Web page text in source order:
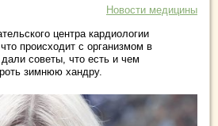
Новости медицины
центра кардиологии
происходит с организмом в
советы, что есть и чем
зимнюю хандру.